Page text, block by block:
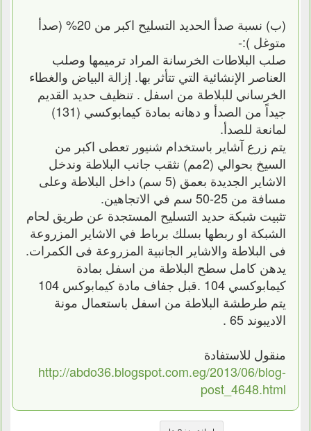
(ب) نسبة صدأ الحديد التسليح اكبر من 20% (صدأ
متوغل ):-
صلب البلاطات الخرسانة المراد ترميمها وصلب
العناصر الإنشائية التي تتأثر بها. إزالة البياض والغطاء
الخرساني للبلاطة من اسفل . تنظيف حديد القديم
جيداً من الصدأ و دهانه بمادة كيمابوكسي (131)
لمانعة للصدأ.
يتم زرع آشاير باستخدام شنيور تعطى اكبر من
السيخ بحوالي (2مم) نثقب جانب البلاطة وندخل
الاشاير الجديدة بعمق (5 سم) داخل البلاطة وعلى
مسافة من 25-50 سم في الاتجاهين.
تثبيت شبكة حديد التسليح المستجدة عن طريق لحام
الشبكة او ربطها بسلك برباط في الاشاير المزروعة
فى البلاطة والاشاير الجانبية المزروعة فى الكمرات.
يدهن كامل سطح البلاطة من اسفل بمادة
كيمابوكسي 104 .قبل جفاف مادة كيمابوكس 104
يتم طرطشة البلاطة من اسفل باستعمال مونة
الاديبوند 65 .
منقول للاستفادة
http://abdo36.blogspot.com.eg/2013/06/blog-
post_4648.html